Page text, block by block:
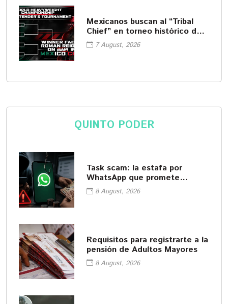
Mexicanos buscan al “Tribal
Chief” en torneo histórico de
WWE7 August, 2026
QUINTO PODER
Task scam: la estafa por
WhatsApp que promete
empleos fáciles
8 August, 2026
Requisitos para registrarte a la
pensión de Adultos Mayores
8 August, 2026